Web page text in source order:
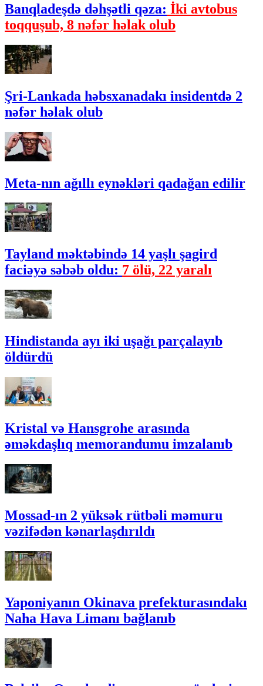
Banqladeşdə dəhşətli qəza: İki avtobus
toqquşub, 8 nəfər həlak olub
Şri-Lankada həbsxanadakı insidentdə 2
nəfər həlak olub
Meta-nın ağıllı eynəkləri qadağan edilir
Tayland məktəbində 14 yaşlı şagird
faciəyə səbəb oldu: 7 ölü, 22 yaralı
Hindistanda ayı iki uşağı parçalayıb
öldürdü
Kristal və Hansgrohe arasında
əməkdaşlıq memorandumu imzalanıb
Mossad-ın 2 yüksək rütbəli məmuru
vəzifədən kənarlaşdırıldı
Yaponiyanın Okinava prefekturasındakı
Naha Hava Limanı bağlanıb